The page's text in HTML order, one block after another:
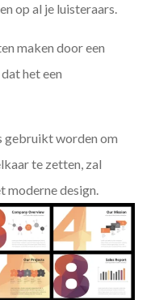
op al je luisteraars.
maken door een
het een
gebruikt worden om
te zetten, zal
moderne design.